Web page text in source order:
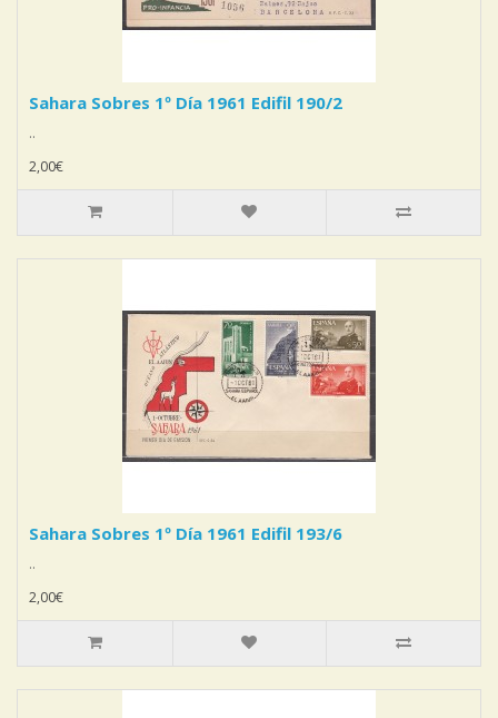
Sahara Sobres 1º Día 1961 Edifil 190/2
..
2,00€
Sahara Sobres 1º Día 1961 Edifil 193/6
..
2,00€